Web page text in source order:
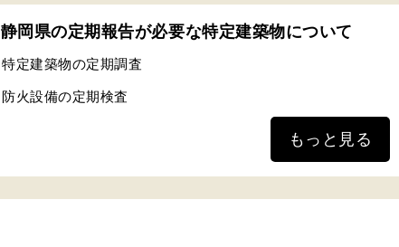
静岡県の定期報告が必要な特定建築物について
特定建築物の定期調査
防火設備の定期検査
もっと見る